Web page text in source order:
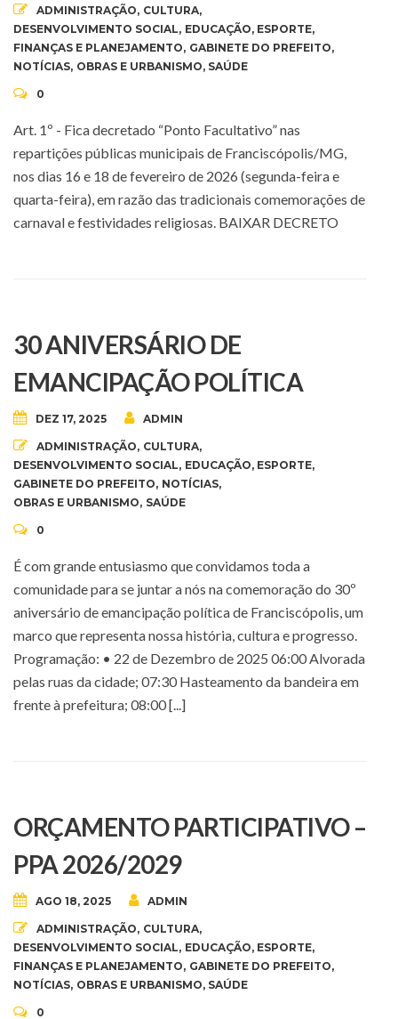
ADMINISTRAÇÃO, CULTURA,
DESENVOLVIMENTO SOCIAL, EDUCAÇÃO, ESPORTE,
FINANÇAS E PLANEJAMENTO, GABINETE DO PREFEITO,
NOTÍCIAS, OBRAS E URBANISMO, SAÚDE
0
Art. 1º - Fica decretado “Ponto Facultativo” nas
repartições públicas municipais de Franciscópolis/MG,
nos dias 16 e 18 de fevereiro de 2026 (segunda-feira e
quarta-feira), em razão das tradicionais comemorações de
carnaval e festividades religiosas. BAIXAR DECRETO
30 ANIVERSÁRIO DE
EMANCIPAÇÃO POLÍTICA
DEZ 17, 2025 ADMIN
ADMINISTRAÇÃO, CULTURA,
DESENVOLVIMENTO SOCIAL, EDUCAÇÃO, ESPORTE,
GABINETE DO PREFEITO, NOTÍCIAS,
OBRAS E URBANISMO, SAÚDE
0
É com grande entusiasmo que convidamos toda a
comunidade para se juntar a nós na comemoração do 30º
aniversário de emancipação política de Franciscópolis, um
marco que representa nossa história, cultura e progresso.
Programação: • 22 de Dezembro de 2025 06:00 Alvorada
pelas ruas da cidade; 07:30 Hasteamento da bandeira em
frente à prefeitura; 08:00 [...]
ORÇAMENTO PARTICIPATIVO –
PPA 2026/2029
AGO 18, 2025 ADMIN
ADMINISTRAÇÃO, CULTURA,
DESENVOLVIMENTO SOCIAL, EDUCAÇÃO, ESPORTE,
FINANÇAS E PLANEJAMENTO, GABINETE DO PREFEITO,
NOTÍCIAS, OBRAS E URBANISMO, SAÚDE
0